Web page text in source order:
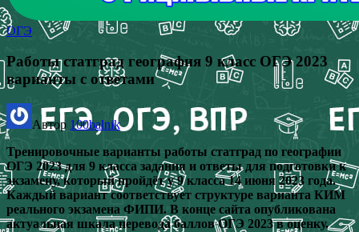
ОГЭ
Работы статград география 9 класс ОГЭ 2023
варианты с ответами
Автор 100balnik
Тренировочные варианты работы статград по географии
ОГЭ 2023 для 9 класса задания и ответы для подготовки к
экзамену, который пройдёт у 9 класса 14 июня 2023 года.
Каждый вариант соответствует структуре варианта КИМ
реального экзамена ФИПИ. В конце сайта опубликована
актуальная шкала перевода баллов ОГЭ 2023 в оценку.